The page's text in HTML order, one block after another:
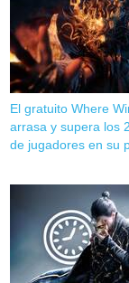
El gratuito Where
arrasa y supera los
de jugadores en su